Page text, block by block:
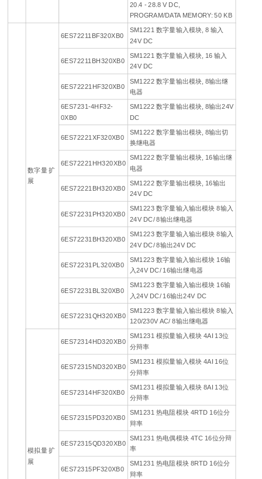
20.4 - 28.8 V DC,
PROGRAM/DATA MEMORY: 50 KB
数字量 扩
展
6ES72211BF320XB0
SM1221 数字量输入模块, 8 输入
24V DC
6ES72211BH320XB0
SM1221 数字量输入模块, 16 输入
24V DC
6ES72221HF320XB0
SM1222 数字量输出模块, 8输出继
电器
6ES7231-4HF32-
0XB0
SM1222 数字量输出模块, 8输出24V
DC
6ES72221XF320XB0
SM1222 数字量输出模块, 8输出切
换继电器
6ES72221HH320XB0
SM1222 数字量输出模块, 16输出继
电器
6ES72221BH320XB0
SM1222 数字量输出模块, 16输出
24V DC
6ES72231PH320XB0
SM1223 数字量输入输出模块 8输入
24V DC/ 8输出继电器
6ES72231BH320XB0
SM1223 数字量输入输出模块 8输入
24V DC/ 8输出24V DC
6ES72231PL320XB0
SM1223 数字量输入输出模块 16输
入24V DC/ 16输出继电器
6ES72231BL320XB0
SM1223 数字量输入输出模块 16输
入24V DC/ 16输出24V DC
6ES72231QH320XB0
SM1223 数字量输入输出模块 8输入
120/230V AC/ 8输出继电器
模拟量 扩
展
6ES72314HD320XB0
SM1231 模拟量输入模块 4AI 13位
分辩率
6ES72315ND320XB0
SM1231 模拟量输入模块 4AI 16位
分辩率
6ES72314HF320XB0
SM1231 模拟量输入模块 8AI 13位
分辩率
6ES72315PD320XB0
SM1231 热电阻模块 4RTD 16位分
辩率
6ES72315QD320XB0
SM1231 热电偶模块 4TC 16位分辩
率
6ES72315PF320XB0
SM1231 热电阻模块 8RTD 16位分
辩率